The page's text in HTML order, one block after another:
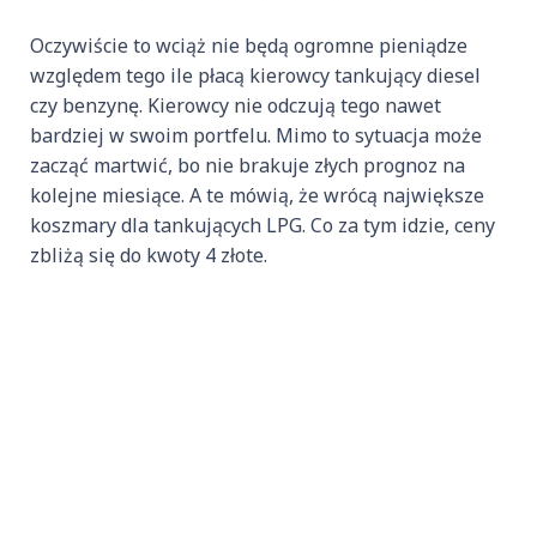
Oczywiście to wciąż nie będą ogromne pieniądze
względem tego ile płacą kierowcy tankujący diesel
czy benzynę. Kierowcy nie odczują tego nawet
bardziej w swoim portfelu. Mimo to sytuacja może
zacząć martwić, bo nie brakuje złych prognoz na
kolejne miesiące. A te mówią, że wrócą największe
koszmary dla tankujących LPG. Co za tym idzie, ceny
zbliżą się do kwoty 4 złote.